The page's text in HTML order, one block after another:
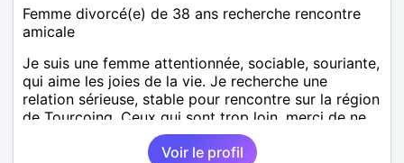
Femme divorcé(e) de 38 ans recherche rencontre
amicale
Je suis une femme attentionnée, sociable, souriante,
qui aime les joies de la vie. Je recherche une
relation sérieuse, stable pour rencontre sur la région
de Tourcoing. Ceux qui sont trop loin, merci de ne
pas me contacter et pour les autres je ne
manquerais pas de vous répondre et ce sera avec
Voir le profil